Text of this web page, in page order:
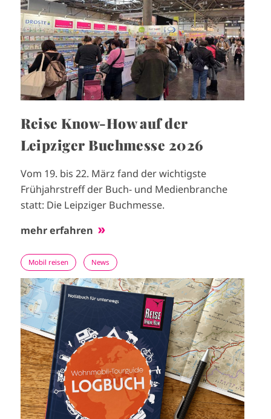
e
Reise Know-How auf der
Leipziger Buchmesse 2026
Vom 19. bis 22. März fand der wichtigste
Frühjahrstreff der Buch- und Medienbranche
statt: Die Leipziger Buchmesse.
mehr erfahren
Mobil reisen News
I
m
a
g
e